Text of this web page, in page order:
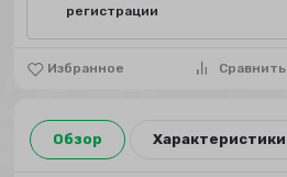
Избранное Сравнить
регистрации
Обзор Характеристики